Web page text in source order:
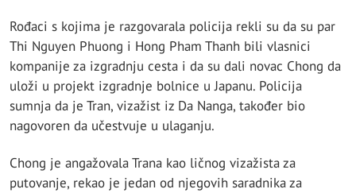
Rođaci s kojima je razgovarala policija rekli su da su par
Thi Nguyen Phuong i Hong Pham Thanh bili vlasnici
kompanije za izgradnju cesta i da su dali novac Chong da
uloži u projekt izgradnje bolnice u Japanu. Policija
sumnja da je Tran, vizažist iz Da Nanga, također bio
nagovoren da učestvuje u ulaganju.
Chong je angažovala Trana kao ličnog vizažista za
putovanje, rekao je jedan od njegovih saradnika za